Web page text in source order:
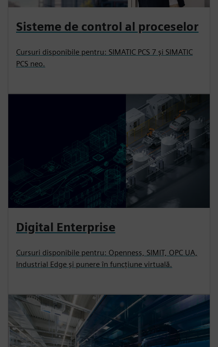
Sisteme de control al proceselor
Cursuri disponibile pentru: SIMATIC PCS 7 și SIMATIC
PCS neo.
Digital Enterprise
Cursuri disponibile pentru: Openness, SIMIT, OPC UA,
Industrial Edge și punere în funcțiune virtuală.